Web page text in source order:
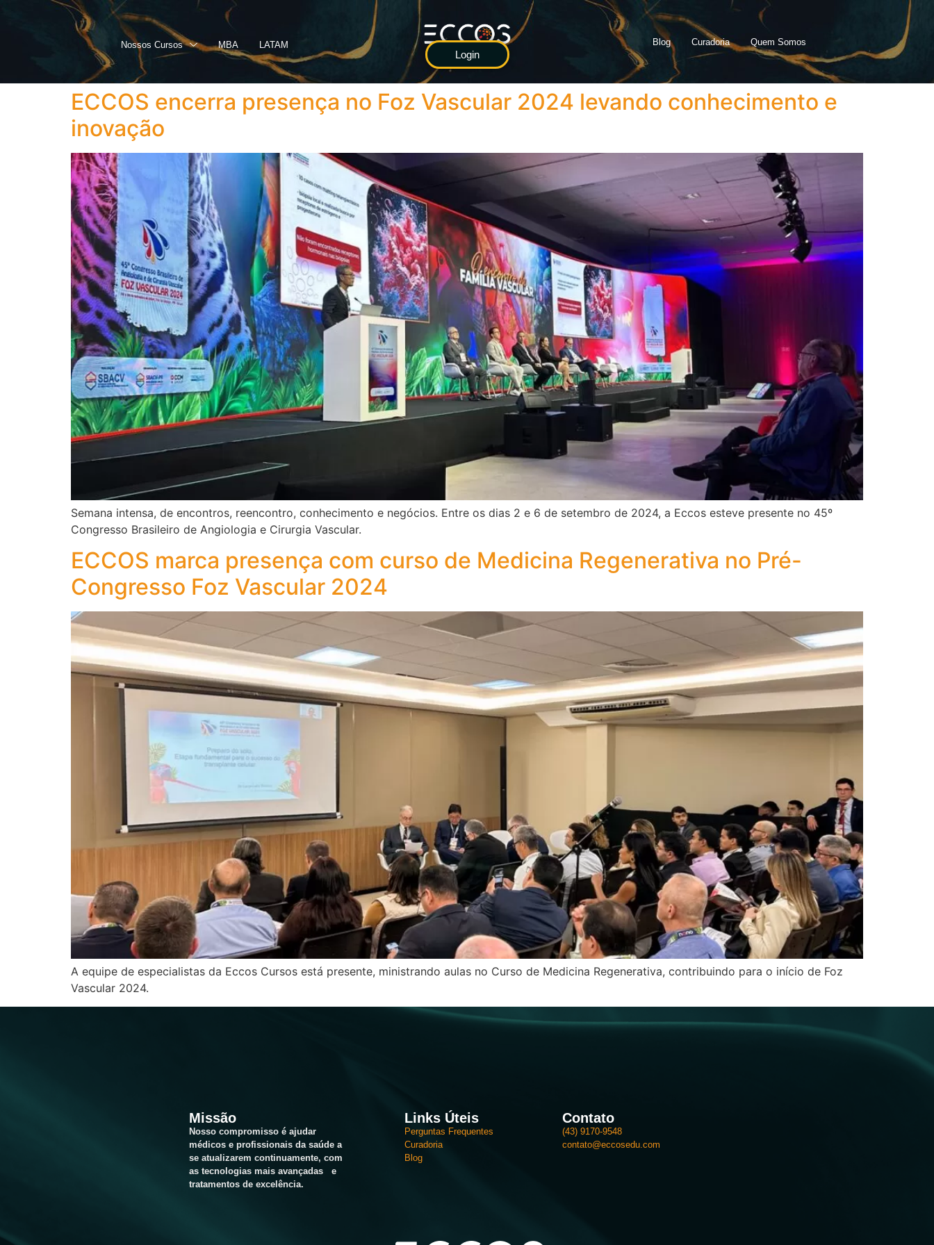
Nossos Cursos MBA LATAM
Login
Blog Curadoria Quem Somos
ECCOS encerra presença no Foz Vascular 2024 levando conhecimento e
inovação
Semana intensa, de encontros, reencontro, conhecimento e negócios. Entre os dias 2 e 6 de setembro de 2024, a Eccos esteve presente no 45º
Congresso Brasileiro de Angiologia e Cirurgia Vascular.
ECCOS marca presença com curso de Medicina Regenerativa no Pré-
Congresso Foz Vascular 2024
A equipe de especialistas da Eccos Cursos está presente, ministrando aulas no Curso de Medicina Regenerativa, contribuindo para o início de Foz
Vascular 2024.
Missão
Nosso compromisso é ajudar
médicos e profissionais da saúde a
se atualizarem continuamente, com
as tecnologias mais avançadas e
tratamentos de excelência.
Links Úteis
Perguntas Frequentes
Curadoria
Blog
Contato
(43) 9170-9548
contato@eccosedu.com